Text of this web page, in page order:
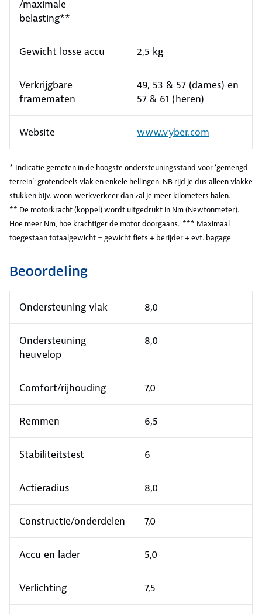
/maximale
belasting**
Gewicht losse accu 2,5 kg
Verkrijgbare
framematen
49, 53 & 57 (dames) en
57 & 61 (heren)
Website www.vyber.com
* Indicatie gemeten in de hoogste ondersteuningsstand voor ‘gemengd
terrein’: grotendeels vlak en enkele hellingen. NB rijd je dus alleen vlakke
stukken bijv. woon-werkverkeer dan zal je meer kilometers halen.
** De motorkracht (koppel) wordt uitgedrukt in Nm (Newtonmeter).
Hoe meer Nm, hoe krachtiger de motor doorgaans. *** Maximaal
toegestaan totaalgewicht = gewicht fiets + berijder + evt. bagage
Beoordeling
Ondersteuning vlak 8,0
Ondersteuning
heuvelop
8,0
Comfort/rijhouding 7,0
Remmen 6,5
Stabiliteitstest 6
Actieradius 8,0
Constructie/onderdelen 7,0
Accu en lader 5,0
Verlichting 7,5